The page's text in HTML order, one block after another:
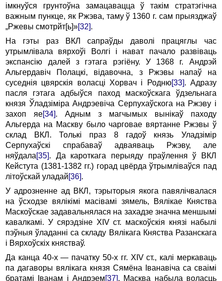
імкнуўся грунтоўна замацавацца ў такім стратэгічна
важным пункце, як Ржэва, таму ў 1360 г. сам прыязджаў
„Ржевы смотрйт[ь]»[32].
На гэты раз ВКЛ сапраўды даволі працяглы час
утрымлівала вярхоўі Волгі i нават пачало развіваць
экспансію да­лей з гэтага рэгіёну. У 1368 г. Андрэй
Альгердавіч Полацкі, відавочна, з Ржэвы напаў на
суседнія цвярскія воласці Хорвач i Родню[33]. Адразу
пасля гэтага адбыўся паход маскоўскага ўдзельнага
князя Ўладзіміра Андрэевіча Серпухаўскога на Ржэву i
захоп яе[34]. Адным з магчымых вынікаў паходу
Альгерда на Маскву было чарговае вяртанне Ржэ­вы ў
склад ВКЛ. Толькі праз 8 гадоў князь Уладзімір
Серпухаўскі спрабаваў адваяваць Ржэву, але
няўдала[35]. Да кароткага перыяду праўлення ў ВКЛ
Кейстута (1381-1382 гг.) горад цвёрда ўтрымліваўся пад
літоўскай уладай[36].
У адрозненне ад ВКЛ, тэрыторыя якога павялічвалася
на ўсходзе вялікімі масівамі зямель, Вялікае Княства
Маскоўскае задавальнялася на захадзе значна меншымі
кавалкамі. У сярэдзіне XIV ст. маскоўскія князі набылі
пэўныя ўладанні са складу Вялікага Княства Разанскага
i Вярхоўскіх княстваў.
Да канца 40-х — пачатку 50-х гг. XIV ст., калі меркаваць
па дагаворы вялікага князя Сямёна Іванавіча са сваімі
братамі Іванам i Андрэем[37], Масква набыла воласць